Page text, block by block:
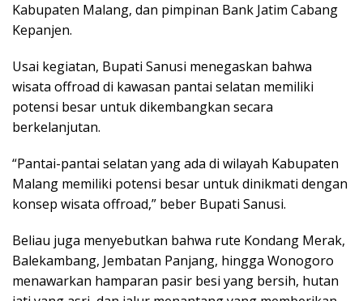
Kabupaten Malang, dan pimpinan Bank Jatim Cabang
Kepanjen.
Usai kegiatan, Bupati Sanusi menegaskan bahwa
wisata offroad di kawasan pantai selatan memiliki
potensi besar untuk dikembangkan secara
berkelanjutan.
“Pantai-pantai selatan yang ada di wilayah Kabupaten
Malang memiliki potensi besar untuk dinikmati dengan
konsep wisata offroad,” beber Bupati Sanusi.
Beliau juga menyebutkan bahwa rute Kondang Merak,
Balekambang, Jembatan Panjang, hingga Wonogoro
menawarkan hamparan pasir besi yang bersih, hutan